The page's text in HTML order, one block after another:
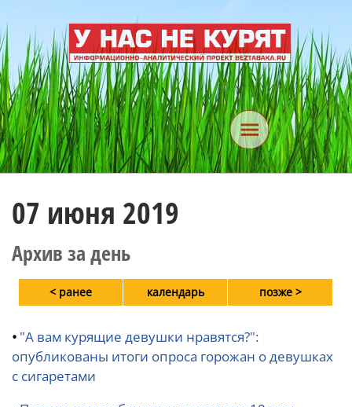
07 июня 2019
Архив за день
< ранее календарь позже >
• "А вам курящие девушки нравятся?":
опубликованы итоги опроса горожан о девушках
с сигаретами